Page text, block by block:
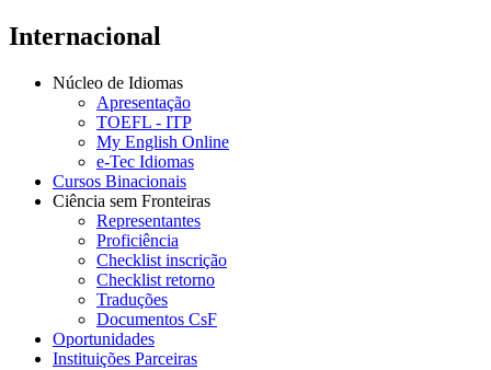
Internacional
Núcleo de Idiomas
Apresentação
TOEFL - ITP
My English Online
e-Tec Idiomas
Cursos Binacionais
Ciência sem Fronteiras
Representantes
Proficiência
Checklist inscrição
Checklist retorno
Traduções
Documentos CsF
Oportunidades
Instituições Parceiras